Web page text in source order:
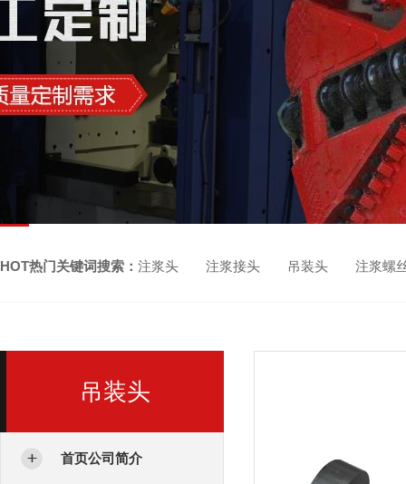
HOT热门关键词搜索： 注浆头 注浆接头 吊装头 注浆螺
吊装头
首页公司简介